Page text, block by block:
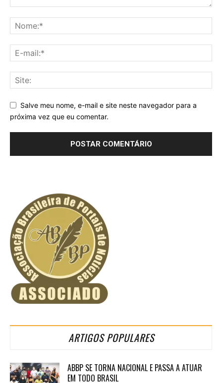
Salve meu nome, e-mail e site neste navegador para a
próxima vez que eu comentar.
ARTIGOS POPULARES
ABBP SE TORNA NACIONAL E PASSA A ATUAR
EM TODO BRASIL